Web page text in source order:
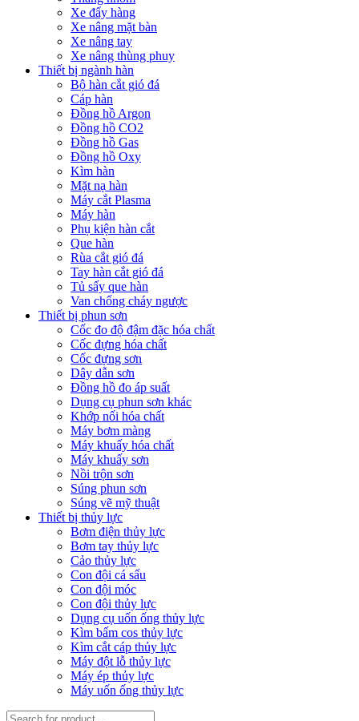
Xe đẩy hàng
Xe nâng mặt bàn
Xe nâng tay
Xe nâng thùng phuy
Thiết bị ngành hàn
Bộ hàn cắt gió đá
Cáp hàn
Đồng hồ Argon
Đồng hồ CO2
Đồng hồ Gas
Đồng hồ Oxy
Kìm hàn
Mặt nạ hàn
Máy cắt Plasma
Máy hàn
Phụ kiện hàn cắt
Que hàn
Rùa cắt gió đá
Tay hàn cắt gió đá
Tủ sấy que hàn
Van chống cháy ngược
Thiết bị phun sơn
Cốc đo độ đậm đặc hóa chất
Cốc đựng hóa chất
Cốc đựng sơn
Dây dẫn sơn
Đồng hồ đo áp suất
Dụng cụ phun sơn khác
Khớp nối hóa chất
Máy bơm màng
Máy khuấy hóa chất
Máy khuấy sơn
Nồi trộn sơn
Súng phun sơn
Súng vẽ mỹ thuật
Thiết bị thủy lực
Bơm điện thủy lực
Bơm tay thủy lực
Cảo thủy lực
Con đội cá sấu
Con đội móc
Con đội thủy lực
Dụng cụ uốn ống thủy lực
Kìm bấm cos thủy lực
Kìm cắt cáp thủy lực
Máy đột lỗ thủy lực
Máy ép thủy lực
Máy uốn ống thủy lực